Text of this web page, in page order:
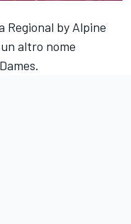
Regional by Alpine
altro nome